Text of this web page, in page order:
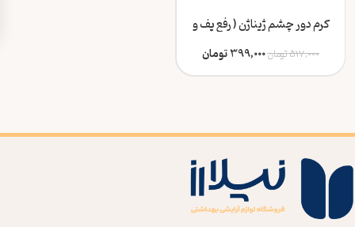
کرم دور چشم ژیناژن ( رفع پف و
تیرگی)
517,000تومان399,000تومان